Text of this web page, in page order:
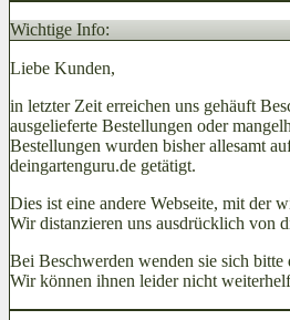
Wichtige Info:
Liebe Kunden,
in letzter Zeit erreichen uns gehäuft
ausgelieferte Bestellungen oder
Bestellungen wurden bisher allesamt
deingartenguru.de getätigt.
Dies ist eine andere Webseite, mit der
Wir distanzieren uns ausdrücklich von
Bei Beschwerden wenden sie sich bitte
Wir können ihnen leider nicht